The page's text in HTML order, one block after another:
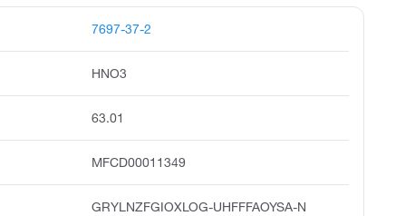
7697-37-2
HNO3
63.01
MFCD00011349
GRYLNZFGIOXLOG-UHFFFAOYSA-N